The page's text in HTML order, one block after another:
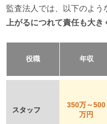
監査法人では、以下のよう
上がるにつれて責任も大き
役職 年収
スタッフ
350万～500
万円